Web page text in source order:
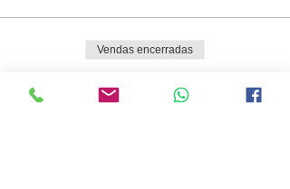
Vendas encerradas
Lista de Espera